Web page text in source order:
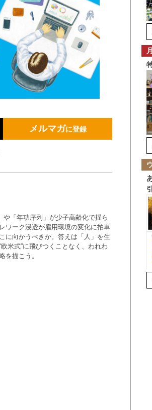
メルマガに登録
「年功序列」が少子高齢化で揺ら
ワーク浸透が雇用環境の変化に拍車
に向かうべきか。答えは「人」を生
米式”に飛びつくことなく、われわ
を描こう。